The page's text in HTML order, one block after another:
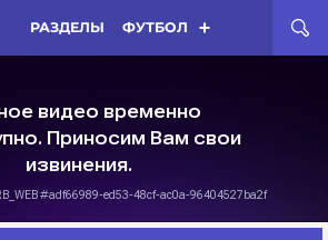
РАЗДЕЛЫ ФУТБОЛ